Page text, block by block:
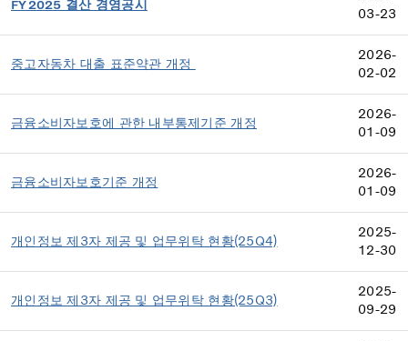
FY2025 결산 경영공시
03-23
중고자동차 대출 표준약관 개정
2026-
02-02
금융소비자보호에 관한 내부통제기준 개정
2026-
01-09
금융소비자보호기준 개정
2026-
01-09
개인정보 제3자 제공 및 업무위탁 현황(25Q4)
2025-
12-30
개인정보 제3자 제공 및 업무위탁 현황(25Q3)
2025-
09-29